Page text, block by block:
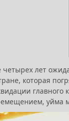
четырех лет
которая
главного
уйма